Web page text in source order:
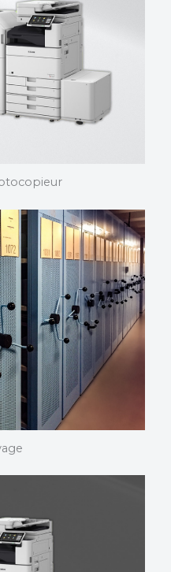
dans les enquêtes de
que CANON met en
ses produits.
vos photocopieurs. Nous
les moindres détails et
soit votre domaine
vos photocopieurs. Nous
les moindres détails et
soit votre domaine